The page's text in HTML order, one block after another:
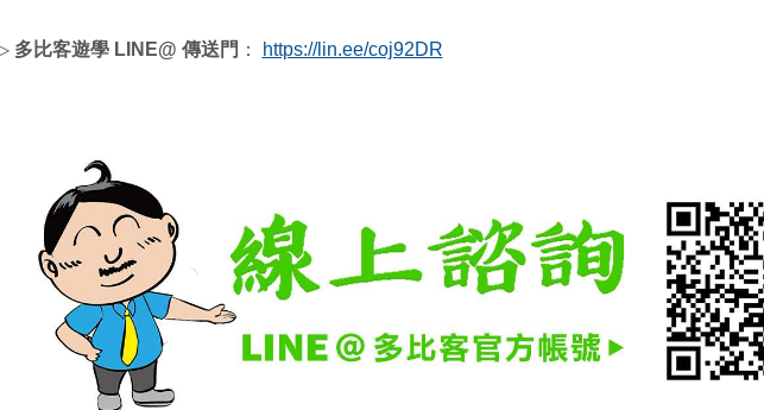
多比客遊學 LINE@ 傳送門 ： https://lin.ee/coj92DR